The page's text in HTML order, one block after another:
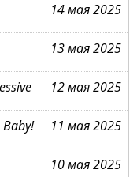
14 мая 2025
13 мая 2025
12 мая 2025
11 мая 2025
10 мая 2025